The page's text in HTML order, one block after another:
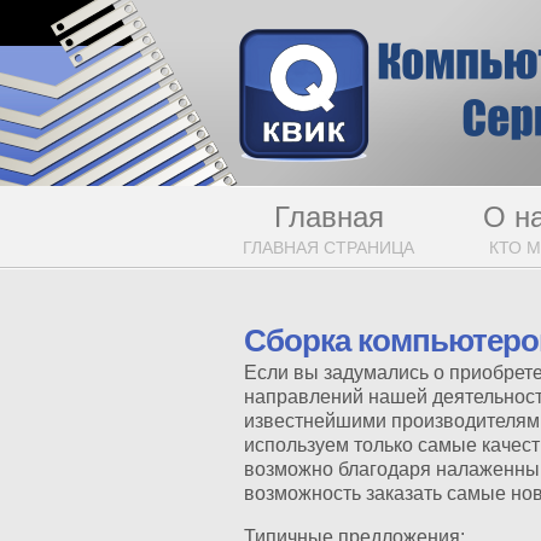
Главная
ГЛАВНАЯ СТРАНИЦА
О
КТО
Сборка
Если вы задумались о
направлений нашей
известнейшими
используем только самые
возможно благодаря
возможность заказать самые
Типичные предложения: